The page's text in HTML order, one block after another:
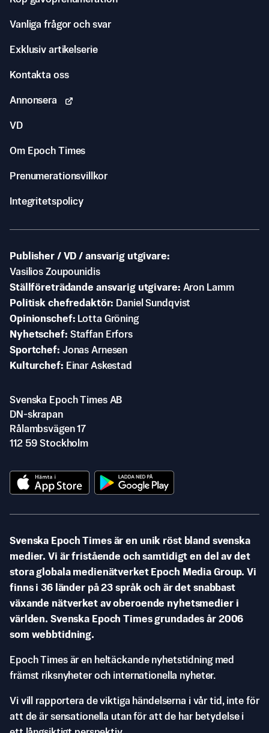
Vanliga frågor och svar
Exklusiv artikelserie
Kontakta oss
Annonsera
VD
Om Epoch Times
Prenumerationsvillkor
Integritetspolicy
Publisher / VD / ansvarig utgivare
Vasilios Zoupounidis
Ställföreträdande ansvarig utgivare Aron Lamm
Politisk chefredaktör
Daniel Sundqvist
Opinionschef
Lotta Gröning
Nyhetschef Staffan Erfors
Sportchef Jonas Arnesen
Kulturchef
Einar Askestad
Svenska Epoch Times AB
DN-skrapan
Rålambsvägen 17
112 59 Stockholm
Svenska Epoch Times är en unik röst bland svenska
medier. Vi är fristående och samtidigt en del av det
stora globala medienätverket Epoch Media Group. Vi
finns i 36 länder på 23 språk och är det snabbast
växande nätverket av oberoende nyhetsmedier i
världen. Svenska Epoch Times grundades år 2006
som webbtidning.
Epoch Times är en heltäckande nyhetstidning med
främst riksnyheter och internationella nyheter.
Vi vill rapportera de viktiga händelserna i vår tid, inte för
att de är sensationella utan för att de har betydelse i